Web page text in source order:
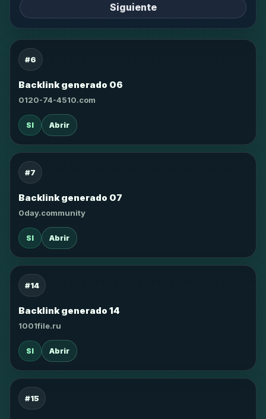
Siguiente
#6
Backlink generado 06
0120-74-4510.com
SI Abrir
#7
Backlink generado 07
0day.community
SI Abrir
#14
Backlink generado 14
1001file.ru
SI Abrir
#15